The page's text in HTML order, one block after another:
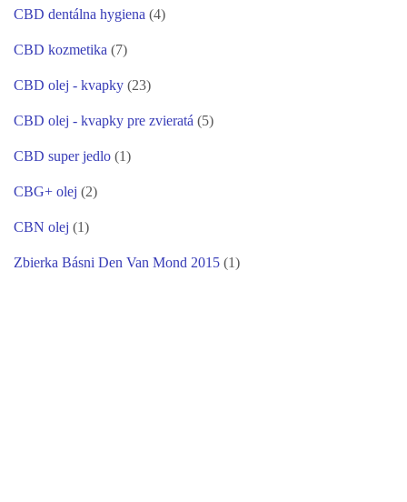
CBD dentálna hygiena (4)
CBD kozmetika (7)
CBD olej - kvapky (23)
CBD olej - kvapky pre zvieratá (5)
CBD super jedlo (1)
CBG+ olej (2)
CBN olej (1)
Zbierka Básni Den Van Mond 2015 (1)